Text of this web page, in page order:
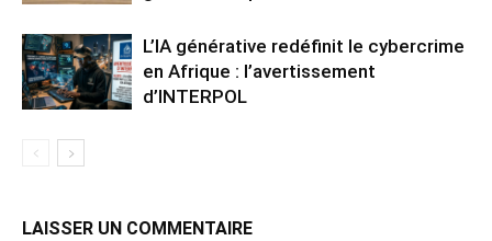
L’IA générative redéfinit le cybercrime
en Afrique : l’avertissement
d’INTERPOL
LAISSER UN COMMENTAIRE